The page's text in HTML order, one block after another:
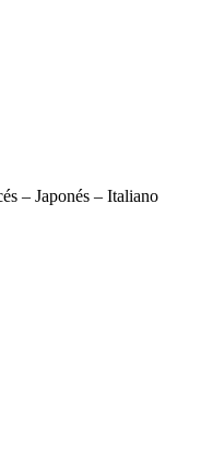
– Japonés – Italiano